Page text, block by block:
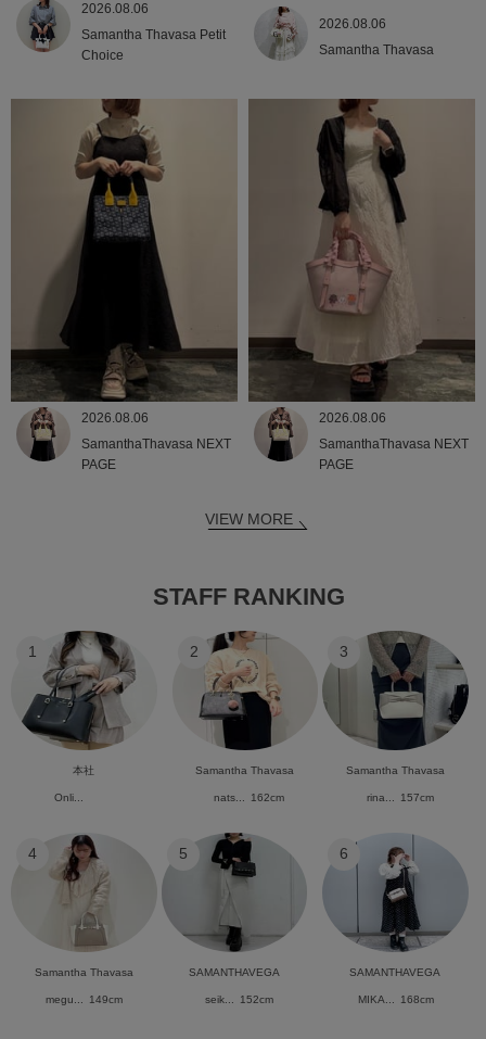
2026.08.06
Samantha Thavasa Petit
Choice
2026.08.06
Samantha Thavasa
2026.08.06
SamanthaThavasa NEXT
PAGE
2026.08.06
SamanthaThavasa NEXT
PAGE
VIEW MORE
STAFF RANKING
1
本社
Onli...
2
Samantha Thavasa
nats... 162cm
3
Samantha Thavasa
rina... 157cm
4
Samantha Thavasa
megu... 149cm
5
SAMANTHAVEGA
seik... 152cm
6
SAMANTHAVEGA
MIKA... 168cm